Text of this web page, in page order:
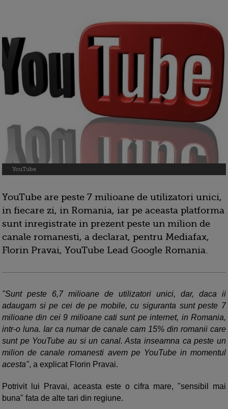
YouTube
YouTube are peste 7 milioane de utilizatori unici,
in fiecare zi, in Romania, iar pe aceasta platforma
sunt inregistrate in prezent peste un milion de
canale romanesti, a declarat, pentru Mediafax,
Florin Pravai, YouTube Lead Google Romania.
"Sunt peste 6,7 milioane de utilizatori unici, dar, daca ii
adaugam si pe cei de pe mobile, cu siguranta sunt peste 7
milioane din cei 9 milioane cati sunt pe internet, in Romania,
intr-o luna. Iar ca numar de canale cam 15% din romanii care
sunt pe YouTube au si un canal. Asta inseamna ca peste un
milion de canale romanesti avem pe YouTube in momentul
acesta", a explicat Florin Pravai.
Potrivit lui Pravai, aceasta este o cifra mare, "sensibil mai
buna" fata de alte tari din regiune.